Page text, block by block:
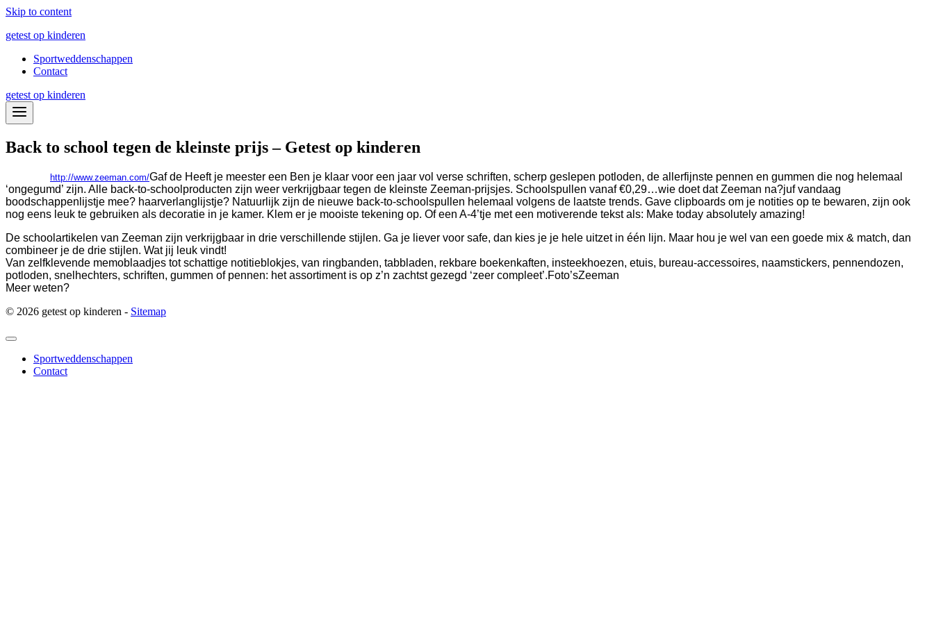
Skip to content
getest op kinderen
Sportweddenschappen
Contact
getest op kinderen
Back to school tegen de kleinste prijs – Getest op kinderen
http://www.zeeman.com/Gaf de Heeft je meester een Ben je klaar voor een jaar vol verse schriften, scherp geslepen potloden, de allerfijnste pennen en gummen die nog helemaal
‘ongegumd’ zijn. Alle back-to-schoolproducten zijn weer verkrijgbaar tegen de kleinste Zeeman-prijsjes. Schoolspullen vanaf €0,29…wie doet dat Zeeman na?juf vandaag
boodschappenlijstje mee? haarverlanglijstje? Natuurlijk zijn de nieuwe back-to-schoolspullen helemaal volgens de laatste trends. Gave clipboards om je notities op te bewaren, zijn ook
nog eens leuk te gebruiken als decoratie in je kamer. Klem er je mooiste tekening op. Of een A-4’tje met een motiverende tekst als: Make today absolutely amazing!
De schoolartikelen van Zeeman zijn verkrijgbaar in drie verschillende stijlen. Ga je liever voor safe, dan kies je je hele uitzet in één lijn. Maar hou je wel van een goede mix & match, dan
combineer je de drie stijlen. Wat jij leuk vindt!
Van zelfklevende memoblaadjes tot schattige notitieblokjes, van ringbanden, tabbladen, rekbare boekenkaften, insteekhoezen, etuis, bureau-accessoires, naamstickers, pennendozen,
potloden, snelhechters, schriften, gummen of pennen: het assortiment is op z’n zachtst gezegd ‘zeer compleet’.Foto’sZeeman
Meer weten?
© 2026 getest op kinderen - Sitemap
Sportweddenschappen
Contact